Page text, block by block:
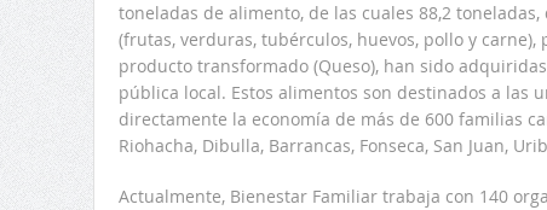
toneladas de alimento, de las cuales 88,2
(frutas, verduras, tubérculos, huevos, pollo y carne),
producto transformado (Queso), han sido
pública local. Estos alimentos son destinados a las
directamente la economía de más de 600 familias
Riohacha, Dibulla, Barrancas, Fonseca, San Juan,
Actualmente, Bienestar Familiar trabaja con 140